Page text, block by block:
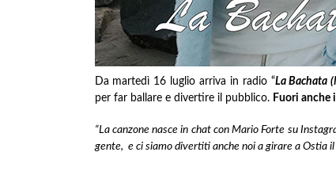
Da martedì 16 luglio arriva in radio “La Bachata
per far ballare e divertire il pubblico. Fuori anche
“La canzone nasce in chat con Mario Forte su
gente, e ci siamo divertiti anche noi a girare a Ostia